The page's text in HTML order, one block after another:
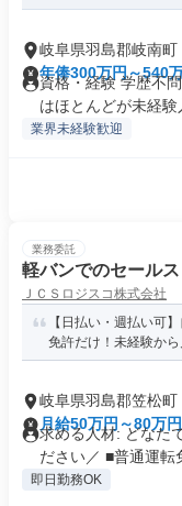
岐阜県羽島郡岐南町
年俸300万円～540
資格・経験 学歴不
はほとんどが未経験
業界未経験歓迎
業務委託
軽バンでのセール
ＪＣＳロジスコ株式会社
【日払い・週払い可
免許だけ！未経験か
岐阜県羽島郡笠松町
月給50万円～80万円
求める人材: どなた
ださい／ ■普通運転
即日勤務OK